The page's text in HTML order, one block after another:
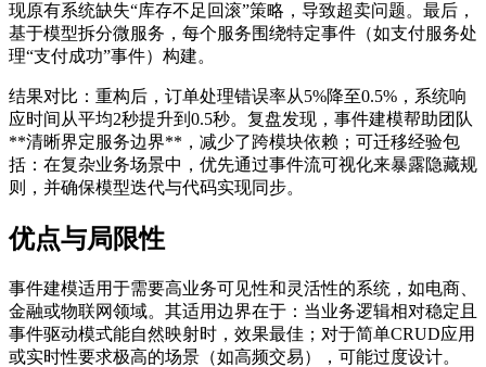
现原有系统缺失“库存不足回滚”策略，导致超卖问题。最后，
基于模型拆分微服务，每个服务围绕特定事件（如支付服务处
理“支付成功”事件）构建。
结果对比：重构后，订单处理错误率从5%降至0.5%，系统响
应时间从平均2秒提升到0.5秒。复盘发现，事件建模帮助团队
**清晰界定服务边界**，减少了跨模块依赖；可迁移经验包
括：在复杂业务场景中，优先通过事件流可视化来暴露隐藏规
则，并确保模型迭代与代码实现同步。
优点与局限性
事件建模适用于需要高业务可见性和灵活性的系统，如电商、
金融或物联网领域。其适用边界在于：当业务逻辑相对稳定且
事件驱动模式能自然映射时，效果最佳；对于简单CRUD应用
或实时性要求极高的场景（如高频交易），可能过度设计。